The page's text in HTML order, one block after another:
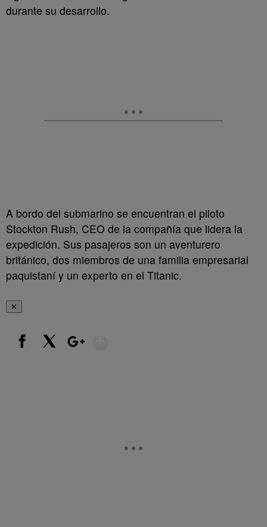
durante su desarrollo.
A bordo del submarino se encuentran el piloto
Stockton Rush, CEO de la compañía que lidera la
expedición. Sus pasajeros son un aventurero
británico, dos miembros de una familia empresarial
paquistaní y un experto en el Titanic.
✕